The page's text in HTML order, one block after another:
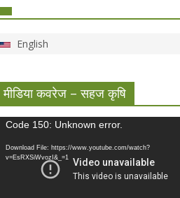
English
मीडिया कवरेज – सहज कृषि
Video
Code 150: Unknown error.
Download File: https://www.youtube.com/watch?
v=EsRXSiWvozI&_=1